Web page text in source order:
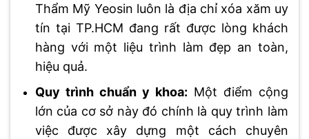
Thẩm Mỹ Yeosin luôn là địa chỉ xóa xăm uy
tín tại TP.HCM đang rất được lòng khách
hàng với một liệu trình làm đẹp an toàn,
hiệu quả.
Quy trình chuẩn y khoa: Một điểm cộng
lớn của cơ sở này đó chính là quy trình làm
việc được xây dựng một cách chuyên